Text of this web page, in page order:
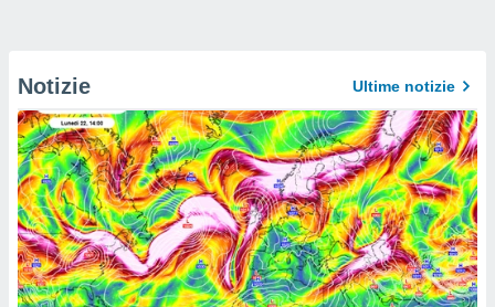
Notizie Ultime notizie